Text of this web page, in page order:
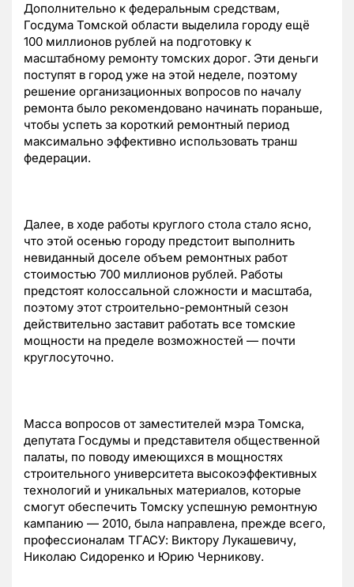
Дополнительно к федеральным средствам,
Госдума Томской области выделила городу ещё
100 миллионов рублей на подготовку к
масштабному ремонту томских дорог. Эти деньги
поступят в город уже на этой неделе, поэтому
решение организационных вопросов по началу
ремонта было рекомендовано начинать пораньше,
чтобы успеть за короткий ремонтный период
максимально эффективно использовать транш
федерации.
Далее, в ходе работы круглого стола стало ясно,
что этой осенью городу предстоит выполнить
невиданный доселе объем ремонтных работ
стоимостью 700 миллионов рублей. Работы
предстоят колоссальной сложности и масштаба,
поэтому этот строительно-ремонтный сезон
действительно заставит работать все томские
мощности на пределе возможностей — почти
круглосуточно.
Масса вопросов от заместителей мэра Томска,
депутата Госдумы и представителя общественной
палаты, по поводу имеющихся в мощностях
строительного университета высокоэффективных
технологий и уникальных материалов, которые
смогут обеспечить Томску успешную ремонтную
кампанию — 2010, была направлена, прежде всего,
профессионалам ТГАСУ: Виктору Лукашевичу,
Николаю Сидоренко и Юрию Черникову.